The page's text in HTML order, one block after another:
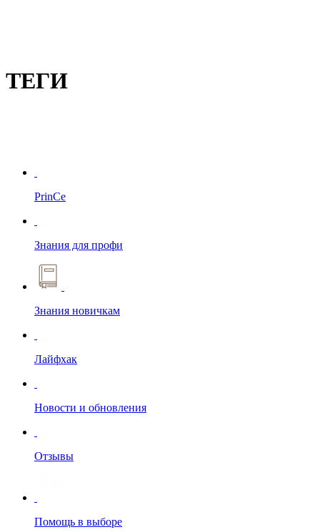
ТЕГИ
PrinCe
Знания для профи
Знания новичкам
Лайфхак
Новости и обновления
Отзывы
Помощь в выборе